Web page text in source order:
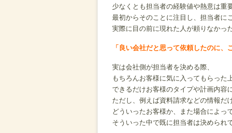
少なくとも担当者の経験値や熱意は重
最初からそのことに注目し、担当者に
実際に目の前に現れた人が頼りなかっ
「良い会社だと思って依頼したのに、
実は会社側が担当者を決める際、
もちろんお客様に気に入ってもらった
できるだけお客様のタイプや計画内容
ただし、例えば資料請求などの情報だ
どういったお客様か、また場合によっ
そういった中で既に担当者は決められ